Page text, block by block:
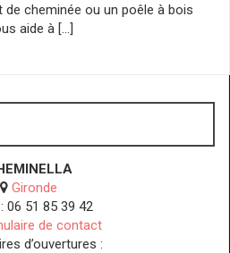
cheminée ou un poêle à bois
aide à […]
Gironde
06 51 85 39 42
de contact
d’ouvertures :